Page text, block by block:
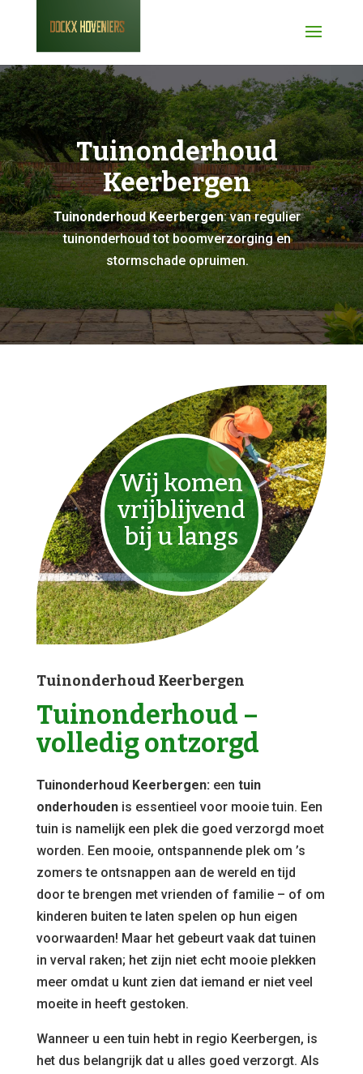
Tuinonderhoud
Keerbergen
Tuinonderhoud Keerbergen: van regulier
tuinonderhoud tot boomverzorging en
stormschade opruimen.
Wij komen
vrijblijvend
bij u langs
Tuinonderhoud Keerbergen
Tuinonderhoud –
volledig ontzorgd
Tuinonderhoud Keerbergen: een tuin
onderhoudenis essentieel voor mooie tuin. Een
tuin is namelijk een plek die goed verzorgd moet
worden. Een mooie, ontspannende plek om ’s
zomers te ontsnappen aan de wereld en tijd
door te brengen met vrienden of familie – of om
kinderen buiten te laten spelen op hun eigen
voorwaarden! Maar het gebeurt vaak dat tuinen
in verval raken; het zijn niet echt mooie plekken
meer omdat u kunt zien dat iemand er niet veel
moeite in heeft gestoken.
Wanneer u een tuin hebt in regio Keerbergen, is
het dus belangrijk dat u alles goed verzorgt. Als